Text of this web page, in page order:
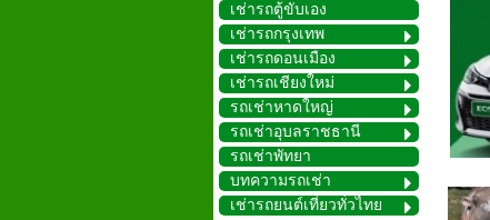
เช่ารถตู้ขับเอง
เช่ารถกรุงเทพ
เช่ารถดอนเมือง
เช่ารถเชียงใหม่
รถเช่าหาดใหญ่
รถเช่าอุบลราชธานี
รถเช่าพัทยา
บทความรถเช่า
เช่ารถยนต์เที่ยวทั่วไทย